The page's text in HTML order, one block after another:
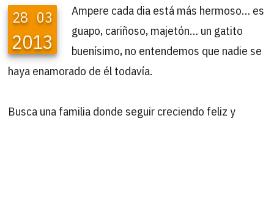
28 03
2013
Ampere cada dia está más hermoso… es
guapo, cariñoso, majetón… un gatito
buenísimo, no entendemos que nadie se
haya enamorado de él todavía.
Busca una familia donde seguir creciendo feliz y